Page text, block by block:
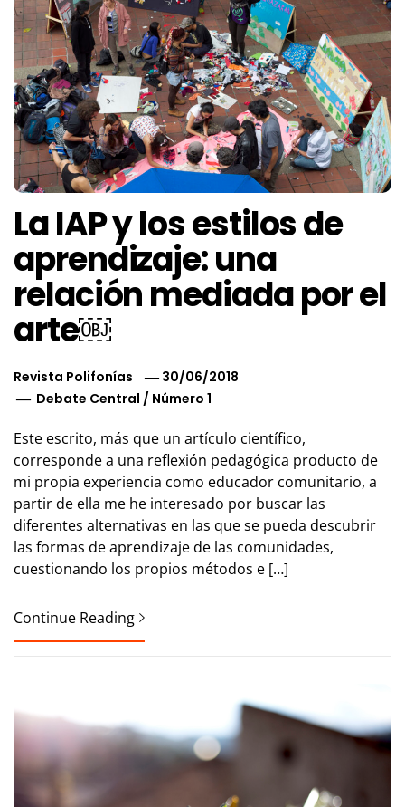
La IAP y los estilos de
aprendizaje: una
relación mediada por el
arte￼
Revista Polifonías
30/06/2018
Debate Central / Número 1
Este escrito, más que un artículo científico,
corresponde a una reflexión pedagógica producto de
mi propia experiencia como educador comunitario, a
partir de ella me he interesado por buscar las
diferentes alternativas en las que se pueda descubrir
las formas de aprendizaje de las comunidades,
cuestionando los propios métodos e […]
Continue Reading